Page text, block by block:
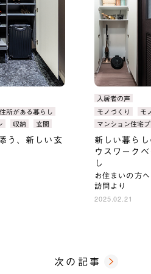
所がある暮らし
収納 玄関
う、新しい玄
カ
テ
ゴ
リ：
入居者の声
タ
グ：
モノづくり
モ
マンション住宅
新しい暮ら
ウスワーク
し
お住まいの方
訪問より
2025.02.21
次の記事